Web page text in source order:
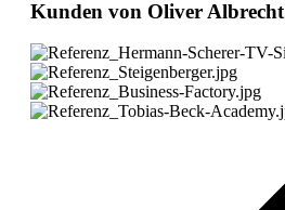
Kunden von Oliver Albrecht